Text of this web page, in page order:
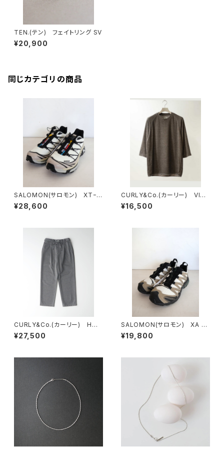
TEN.(テン) フェイトリング SV
¥20,900
同じカテゴリの商品
SALOMON(サロモン) XTｰ6
VanilaIce/Black/SilverClo
ud
¥28,600
CURLY&Co.(カーリー) VINT
AGE PILE Q/S TEE
¥16,500
CURLY&Co.(カーリー) HOU
NDSTOOTH JACQUARD PA
NTS
¥27,500
SALOMON(サロモン) XA P
RO 3D SILVER SAGE/VANI
LLA ICE/BISTRO GREEN
¥19,800